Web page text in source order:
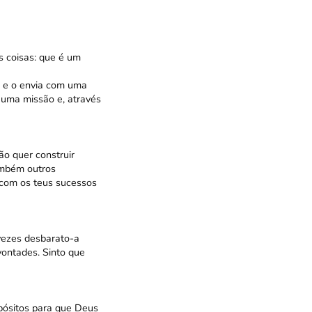
que é um
o envia com uma
missão e, através
quer construir
outros
os teus sucessos
desbarato-a
Sinto que
para que Deus